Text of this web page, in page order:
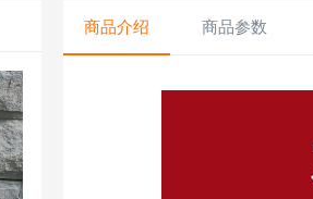
商品介绍 商品参数